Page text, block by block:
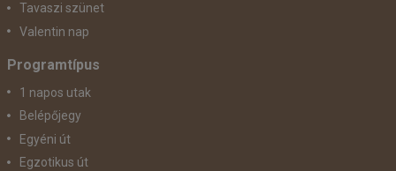
Tavaszi szünet
Valentin nap
Programtípus
1 napos utak
Belépőjegy
Egyéni út
Egzotikus út